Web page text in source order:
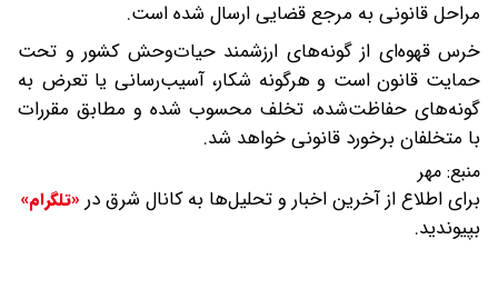
مراحل قانونی به مرجع قضایی ارسال شده است.
خرس قهوه‌ای از گونه‌های ارزشمند حیات‌وحش کشور و تحت
حمایت قانون است و هرگونه شکار، آسیب‌رسانی یا تعرض به
گونه‌های حفاظت‌شده، تخلف محسوب شده و مطابق مقررات
با متخلفان برخورد قانونی خواهد شد.
منبع: مهر
برای اطلاع از آخرین اخبار و تحلیل‌ها به کانال شرق در «تلگرام»
بپیوندید.